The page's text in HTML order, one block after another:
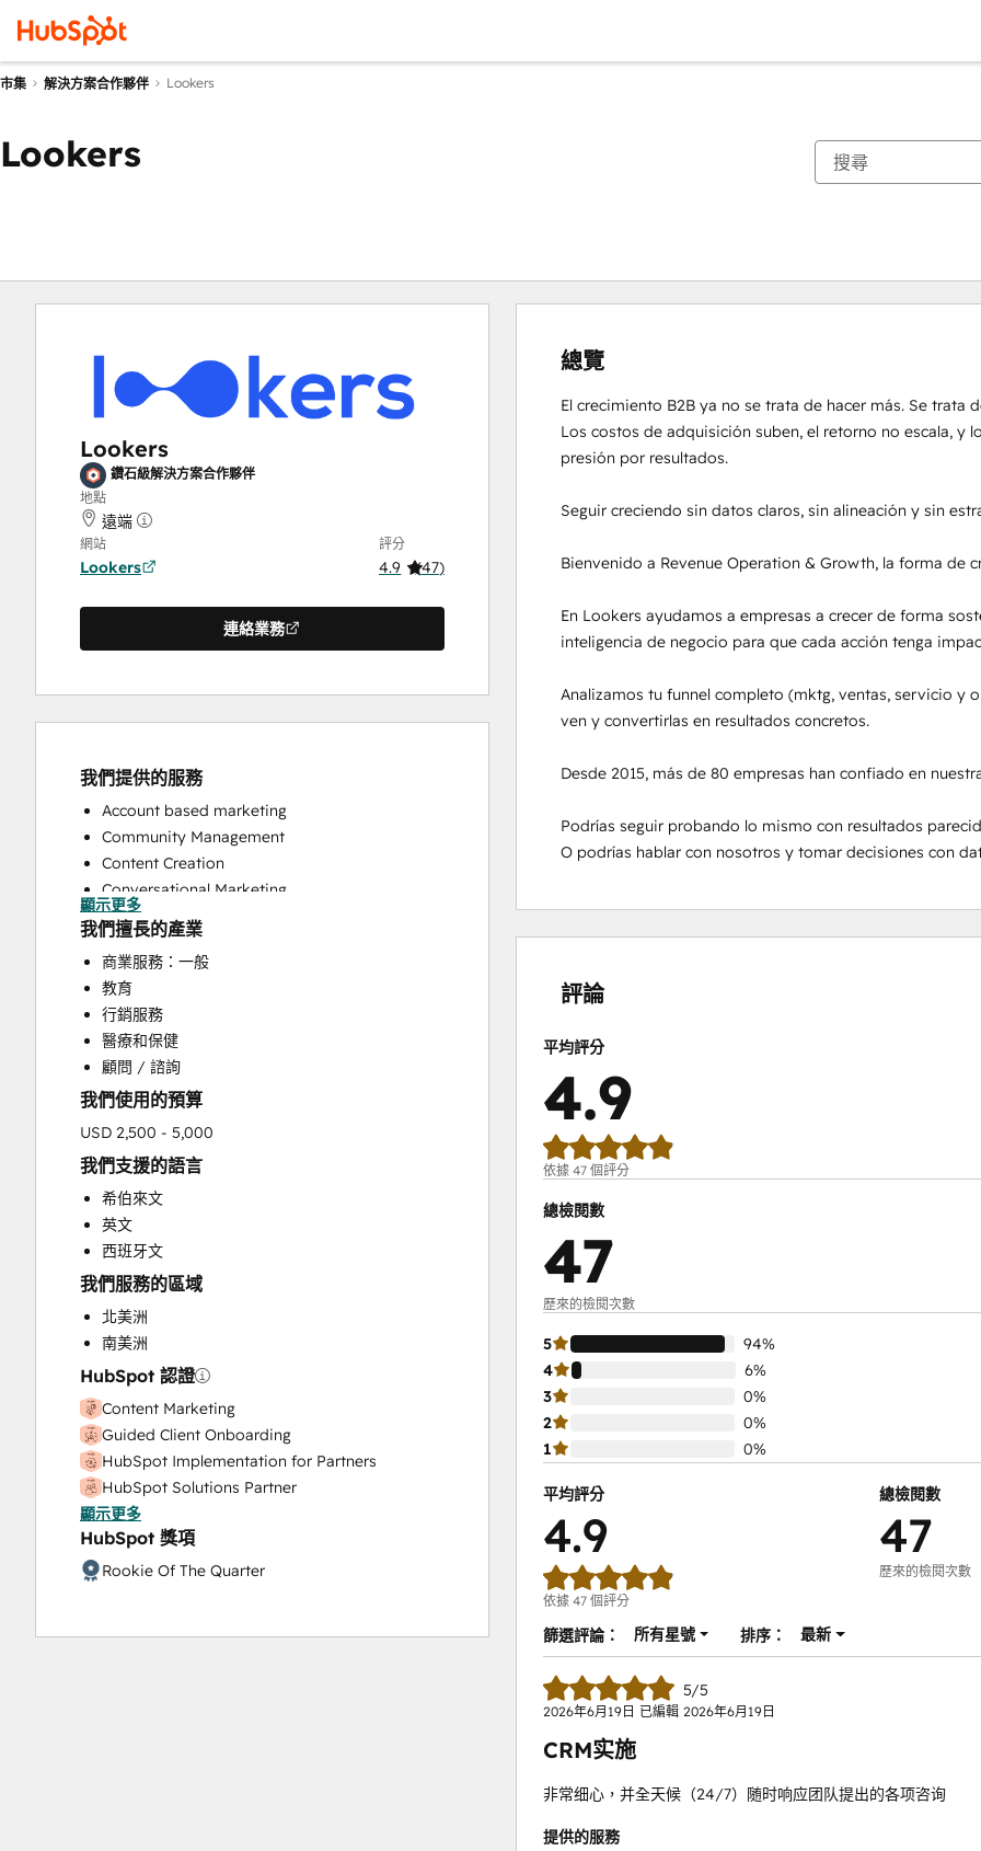
市集 解決方案合作夥伴 Lookers
Lookers
Lookers
鑽石級解決方案合作夥伴
地點
遠端
網站
Lookers
評分
4.9 (47)
連絡業務
我們提供的服務
Account based marketing
Community Management
Content Creation
Conversational Marketing
CRM Implementation
CRM Migration
Custom API Integrations
Customer Marketing
Customer Success Training
Customer Support Training
Customer Survey and Analysis
Email Marketing
Full Inbound Marketing Services
Help Desk Implementation
HubSpot Onboarding
Knowledge Base Development
Paid Advertising
Sales and Marketing Alignment
Sales Coaching and Training
Sales Enablement
Search Engine Optimization
Social Media
Website Design
Website Development
Website Migration
顯示更多
我們擅長的產業
商業服務：一般
教育
行銷服務
醫療和保健
顧問 / 諮詢
我們使用的預算
USD 2,500 - 5,000
我們支援的語言
希伯來文
英文
西班牙文
我們服務的區域
北美洲
南美洲
HubSpot 認證
Content Marketing
Guided Client Onboarding
HubSpot Implementation for Partners
HubSpot Solutions Partner
Inbound Sales
顯示更多
HubSpot 獎項
Rookie Of The Quarter
總覽
El crecimiento B2B ya no se trata de hacer más. Se trata
Los costos de adquisición suben, el retorno no escala, y
presión por resultados.
Seguir creciendo sin datos claros, sin alineación y sin
Bienvenido a Revenue Operation & Growth, la forma de
En Lookers ayudamos a empresas a crecer de forma
inteligencia de negocio para que cada acción tenga
Analizamos tu funnel completo (mktg, ventas, servicio y
ven y convertirlas en resultados concretos.
Desde 2015, más de 80 empresas han confiado en
Podrías seguir probando lo mismo con resultados
O podrías hablar con nosotros y tomar decisiones con
評論
平均評分
4.9
依據 47 個評分
總檢閱數
47
歷來的檢閱次數
5
94%
4
成
6%
3
成
0%
2
成
0%
1
成
0%
平均評分
4.9
依據 47 個評分
總檢閱數
47
歷來的檢閱次數
篩選評論： 所有星號 排序： 最新
5/5
2026年6月19日 已編輯 2026年6月19日
CRM实施
非常细心，并全天候（24/7）随时响应团队提出的各项咨询
提供的服務